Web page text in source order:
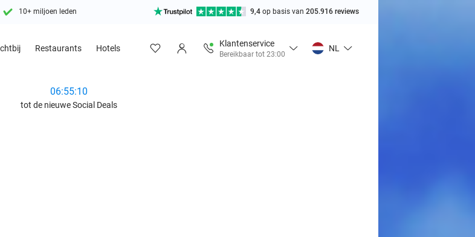
10+ miljoen leden 9,4 op basis van 205.916 reviews
Restaurants Hotels
Klantenservice
Bereikbaar tot 23:00
NL
06:55:09
tot de nieuwe Social Deals